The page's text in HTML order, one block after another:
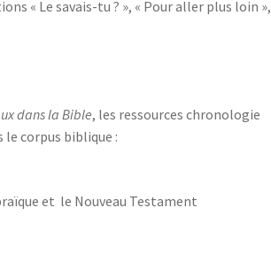
« Le savais-tu ? », « Pour aller plus loin »,
dans la Bible, les ressources chronologie
corpus biblique :
et le Nouveau Testament